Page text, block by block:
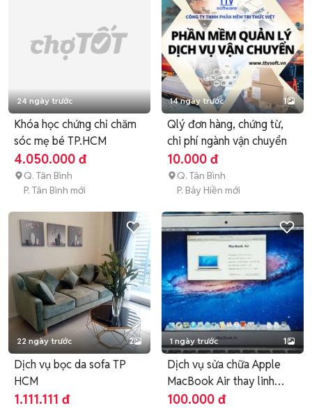
24 ngày trước
Khóa học chứng chỉ chăm
sóc mẹ bé TP.HCM
4.050.000 đ
Q. Tân Bình
P. Tân Bình mới
14 ngày trước 1
Qlý đơn hàng, chứng từ,
chi phí ngành vận chuyển
10.000 đ
Q. Tân Bình
P. Bảy Hiền mới
22 ngày trước 2
Dịch vụ bọc da sofa TP
HCM
1.111.111 đ
1 ngày trước 1
Dịch vụ sửa chữa Apple
MacBook Air thay linh
kiện
100.000 đ